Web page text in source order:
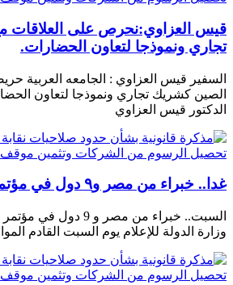
قيس العزاوي:نحرص على العلاقات
تجاري ونموذجا لتعاون الحضارات.
السفير قيس العزاوي : الجامعه العربية
الصين كشريك تجاري ونموذجا لتعاون
الدكتور قيس العزاوي
غدا.. خبراء من مصر و٩ دول في مؤتمر مستقبل الإعلام
السبت.. خبراء من مصر و
وزارة الدولة للإعلام يوم السبت القادم الموافق 21